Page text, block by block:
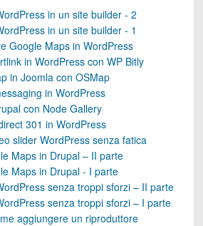
in un site builder - 2
in un site builder - 1
Google Maps in WordPress
in WordPress con WP Bitly
in Joomla con OSMap
in WordPress
con Node Gallery
301 in WordPress
slider WordPress senza fatica
Maps in Drupal – II parte
Maps in Drupal - I parte
senza troppi sforzi – II parte
senza troppi sforzi – I parte
aggiungere un riproduttore